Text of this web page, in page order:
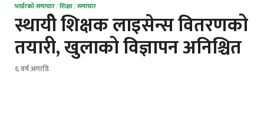
भर्खरको समाचार/शिक्षा/समाचार
स्थायीे शिक्षक लाइसेन्स वितरणको
तयारी, खुलाको विज्ञापन अनिश्चित
६ वर्ष अगाडि